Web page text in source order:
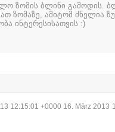
ზომის ბლინი გამოდის.
ზომაზე, ამიტომ ძნელია
ინტერესისათვის :)
12:15:01 +0000 16. März 2013